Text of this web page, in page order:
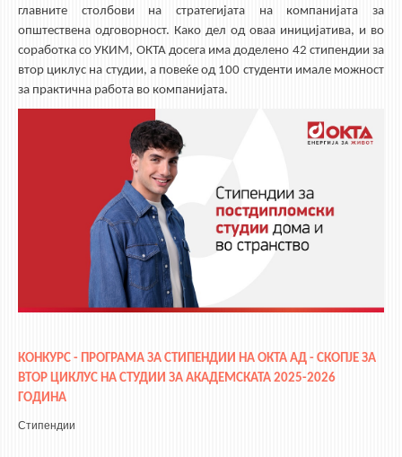
главните столбови на стратегијата на компанијата за
општествена одговорност. Како дел од оваа иницијатива, и во
соработка со УКИМ, ОКТА досега има доделено 42 стипендии за
втор циклус на студии, а повеќе од 100 студенти имале можност
за практична работа во компанијата.
КОНКУРС - ПРОГРАМА ЗА СТИПЕНДИИ НА ОКТА АД - СКОПЈЕ ЗА
ВТОР ЦИКЛУС НА СТУДИИ ЗА АКАДЕМСКАТА 2025-2026
ГОДИНА
Стипендии